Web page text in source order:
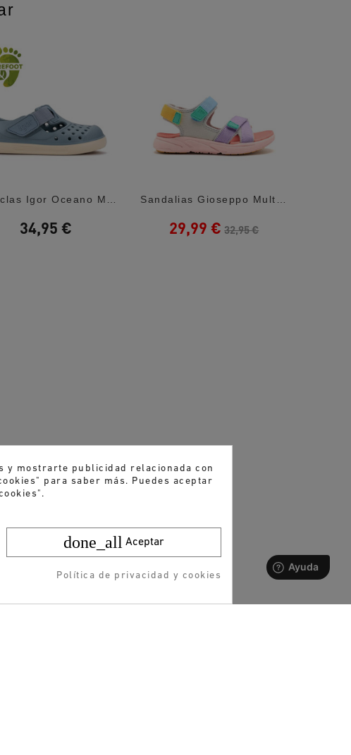
34,95 € 29,99 € 32,95 €
y mostrarte publicidad relacionada con
para saber más. Puedes aceptar
done_all Aceptar
Política de privacidad y cookies